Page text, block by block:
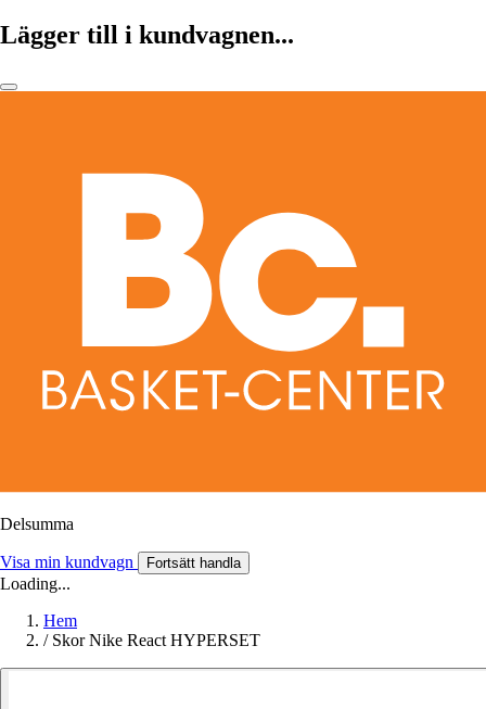
Lägger till i kundvagnen...
Delsumma
Visa min kundvagn Fortsätt handla
Loading...
Hem
/ Skor Nike React HYPERSET